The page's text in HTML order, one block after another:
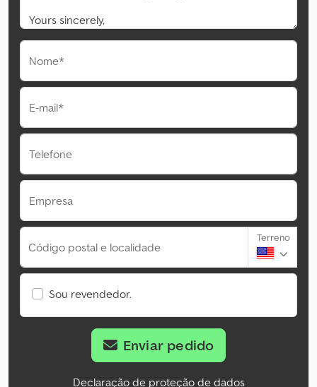
Nome*
E-mail*
Telefone
Empresa
Código postal e localidade
Terreno
Sou revendedor.
Enviar pedido
Declaração de proteção de dados